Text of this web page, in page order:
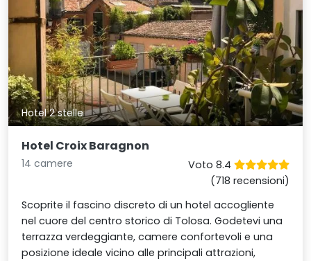
Hotel 2 stelle
Hotel Croix Baragnon
14 camere
Voto 8.4
(718 recensioni)
Scoprite il fascino discreto di un hotel accogliente
nel cuore del centro storico di Tolosa. Godetevi una
terrazza verdeggiante, camere confortevoli e una
posizione ideale vicino alle principali attrazioni,